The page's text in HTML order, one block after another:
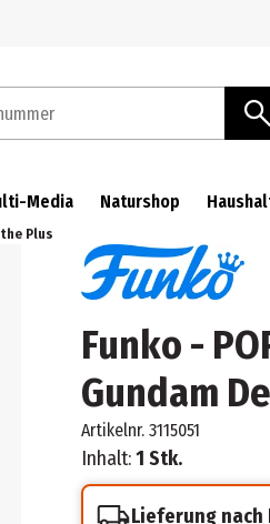
Media Naturshop
Plus
Funko -
Gundam
Artikelnr. 3115051
Inhalt:1 Stk.
Lieferung nach